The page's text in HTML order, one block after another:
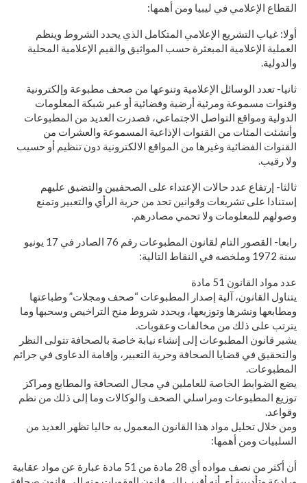
القطاع الإعلامي في ليبيا ومن أهمها:
أولا: غياب التشريع الإعلامي المتكامل الذي يحدد الشروط وينظم
العملية الإعلامية المبعثرة حسب المواثيق والقيم الإعلامية المحلية
والدولية.
ثانيا- تعدد الوسائل الإعلامية وتنوعها من صحف مطبوعة وإلكترونية
وقنوات مسموعة ومرئية أرضية وفضائية أو عبر شبكة المعلومات
الدولية ومواقع التواصل الاجتماعي، فصدرت العديد من المطبوعات
وأنشئت المئات من القنوات الإذاعية المسموعة والعشرات من
القنوات الفضائية وغيرها من المواقع الالكترونية دون تنظيم أو حسيب
ولا رقيب.
ثالثا- إرتفاع عدد حالات الإعتداء على الصحفيين والتضيق عليهم
إستنادا على تشريعات وقوانين تحد من حرية الرأي والتعبير وتمنع
وصولهم للمعلومات ولا تحمي مصادرهم.
رابعا- القصور التام لقانون المطبوعات رقم 76 الصادر في 17 يونيو
سنة 1972 وملخصه في النقاط التالية:
عدد مواد القانون 51 مادة
يتناول القانون، آلية إصدار المطبوعات “صحف ومجلات” وطباعتها
ومطابعها ونشرها وتوزيعها، ويحدد شروط منح التراخيص وسحبها وما
يترتب على ذلك من مخالفات وعقوبات.
يشير قانون المطبوعات إلى إنشاء نيابة خاصة بالصحافة تتولى النظر
والتحقيق في قضايا الصحافة وحرية التعبير، وإقامة الدعاوى في جرائم
المطبوعات.
يضع الضوابط الخاصة للعاملين في مجال الصحافة والمطابع ومراكز
توزيع المطبوعات ومراسلي الصحف والوكالات وما إلى ذلك من نظم
وقواعد.
ومن خلال تحليل مواد هذا القانون المعمول به حاليا تظهر العديد من
السلبيات ومن أهمها:
أن أكثر من نصف مواده أي 28 مادة من 51 مادة عبارة عن مواد عقابية